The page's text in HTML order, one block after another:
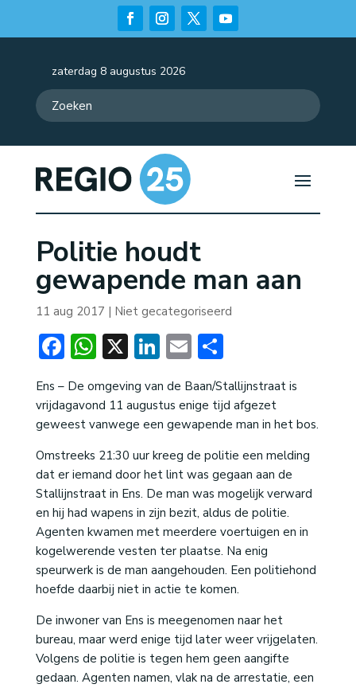
zaterdag 8 augustus 2026
Politie houdt
gewapende man aan
11 aug 2017 | Niet gecategoriseerd
Facebook
WhatsApp
X LinkedIn
EmailDelen
Ens – De omgeving van de Baan/Stallijnstraat is
vrijdagavond 11 augustus enige tijd afgezet
geweest vanwege een gewapende man in het bos.
Omstreeks 21:30 uur kreeg de politie een melding
dat er iemand door het lint was gegaan aan de
Stallijnstraat in Ens. De man was mogelijk verward
en hij had wapens in zijn bezit, aldus de politie.
Agenten kwamen met meerdere voertuigen en in
kogelwerende vesten ter plaatse. Na enig
speurwerk is de man aangehouden. Een politiehond
hoefde daarbij niet in actie te komen.
De inwoner van Ens is meegenomen naar het
bureau, maar werd enige tijd later weer vrijgelaten.
Volgens de politie is tegen hem geen aangifte
gedaan. Agenten namen, vlak na de arrestatie, een